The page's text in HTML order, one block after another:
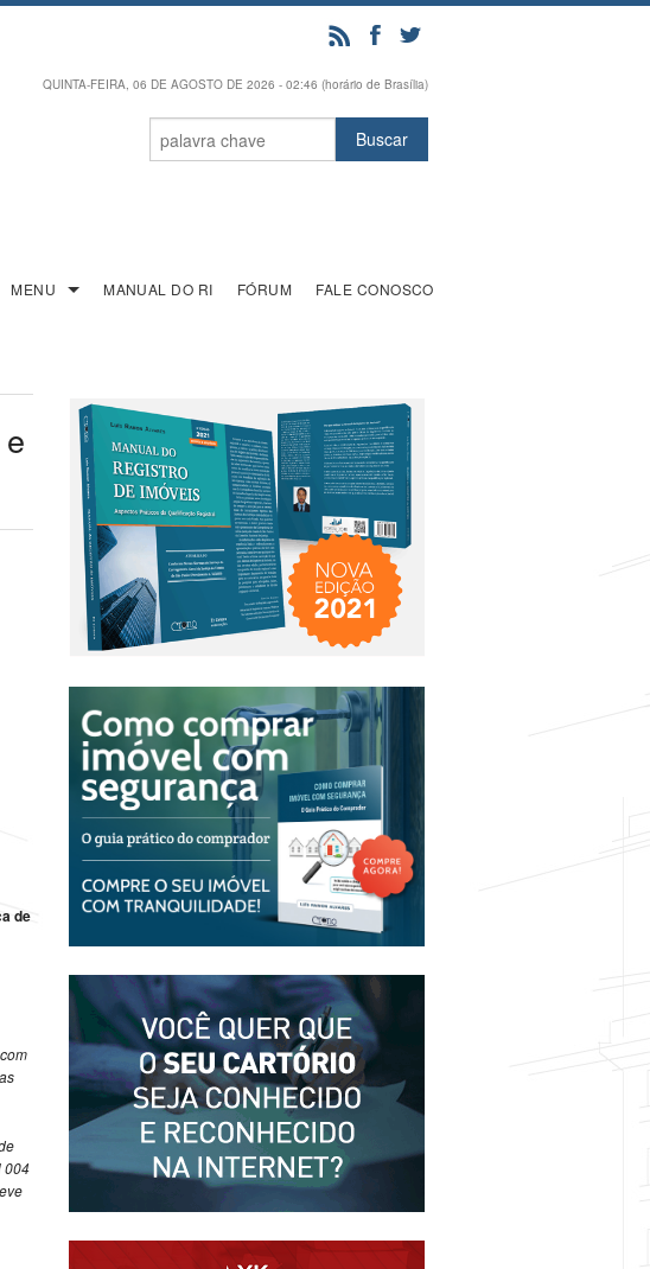
QUINTA-FEIRA, 06 DE AGOSTO DE 2026 - 02:46 (horário de Brasília)
MENU MANUAL DO RI FÓRUM FALE CONOSCO
de
004